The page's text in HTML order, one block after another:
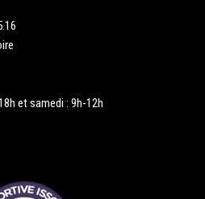
et samedi : 9h-12h